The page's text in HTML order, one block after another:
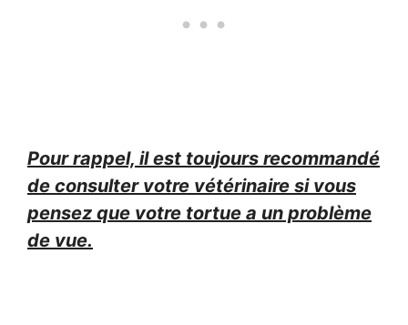
Pour rappel, il est toujours recommandé
de consulter votre vétérinaire si vous
pensez que votre tortue a un problème
de vue.